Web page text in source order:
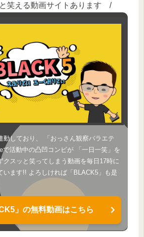
笑える動画サイトあります /
動しており、 「おっさん観察バラエテ
で活動中の凸凹コンビが 「一日一笑」を
クスッと笑ってしまう動画を毎日17時に
います!! よろしければ「BLACK5」も是
」の無料動画はこちら